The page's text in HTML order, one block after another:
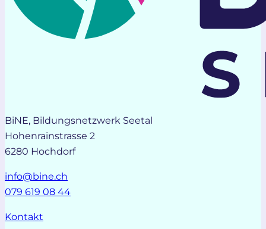
BiNE, Bildungsnetzwerk Seetal
Hohenrainstrasse 2
6280 Hochdorf
info@bine.ch
079 619 08 44
Kontakt